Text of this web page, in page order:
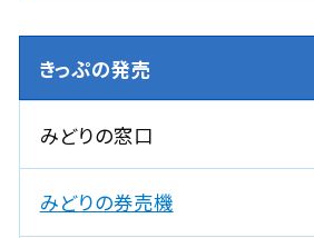
きっぷの発売
みどりの窓口
みどりの券売機